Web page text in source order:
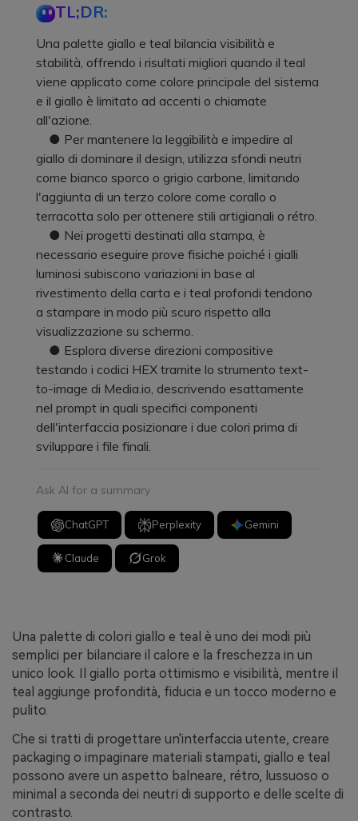
TL;DR:
Una palette giallo e teal bilancia visibilità e
stabilità, offrendo i risultati migliori quando il teal
viene applicato come colore principale del sistema
e il giallo è limitato ad accenti o chiamate
all'azione.
● Per mantenere la leggibilità e impedire al
giallo di dominare il design, utilizza sfondi neutri
come bianco sporco o grigio carbone, limitando
l'aggiunta di un terzo colore come corallo o
terracotta solo per ottenere stili artigianali o rétro.
● Nei progetti destinati alla stampa, è
necessario eseguire prove fisiche poiché i gialli
luminosi subiscono variazioni in base al
rivestimento della carta e i teal profondi tendono
a stampare in modo più scuro rispetto alla
visualizzazione su schermo.
● Esplora diverse direzioni compositive
testando i codici HEX tramite lo strumento text-
to-image di Media.io, descrivendo esattamente
nel prompt in quali specifici componenti
dell'interfaccia posizionare i due colori prima di
sviluppare i file finali.
Ask AI for a summary
ChatGPT Perplexity Gemini
Claude Grok
Una palette di colori giallo e teal è uno dei modi più
semplici per bilanciare il calore e la freschezza in un
unico look. Il giallo porta ottimismo e visibilità, mentre il
teal aggiunge profondità, fiducia e un tocco moderno e
pulito.
Che si tratti di progettare un'interfaccia utente, creare
packaging o impaginare materiali stampati, giallo e teal
possono avere un aspetto balneare, rétro, lussuoso o
minimal a seconda dei neutri di supporto e delle scelte di
contrasto.